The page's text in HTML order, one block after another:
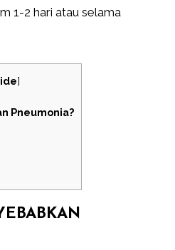
1-2 hari atau selama
]
Pneumonia?